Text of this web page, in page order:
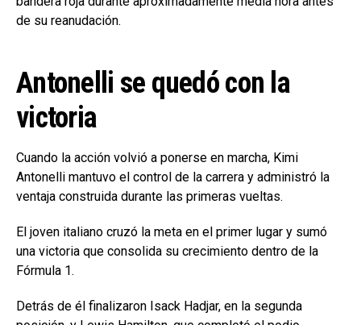
de su reanudación.
Antonelli se quedó con la
victoria
Cuando la acción volvió a ponerse en marcha, Kimi
Antonelli mantuvo el control de la carrera y administró la
ventaja construida durante las primeras vueltas.
El joven italiano cruzó la meta en el primer lugar y sumó
una victoria que consolida su crecimiento dentro de la
Fórmula 1.
Detrás de él finalizaron Isack Hadjar, en la segunda